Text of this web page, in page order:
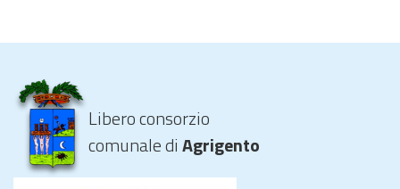
Libero consorzio
comunale diAgrigento